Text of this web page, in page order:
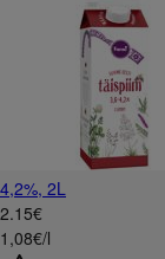
4,2%, 2L
2.15€
1,08€/l